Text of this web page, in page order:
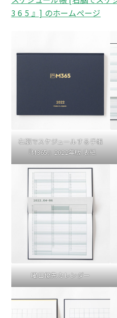
3 6 5 』] のホームぺージ
右脳でスケジュールする手帳
『M365』2022年版 表紙
曜日優先カレンダー